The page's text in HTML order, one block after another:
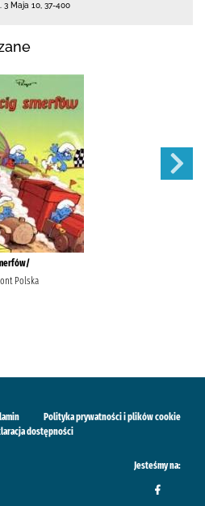
3 Maja 10 37-400
Polska
Polityka prywatności i plików cookie
dostępności
Jesteśmy na: